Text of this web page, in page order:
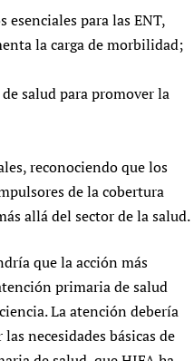
esenciales para las ENT,
la carga de morbilidad;
salud para promover la
reconociendo que los
de la cobertura
allá del sector de la salud.
que la acción más
primaria de salud
La atención debería
necesidades básicas de